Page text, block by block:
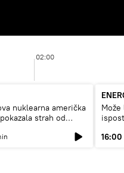
02:00
nuklearna američka
strah od
16:00